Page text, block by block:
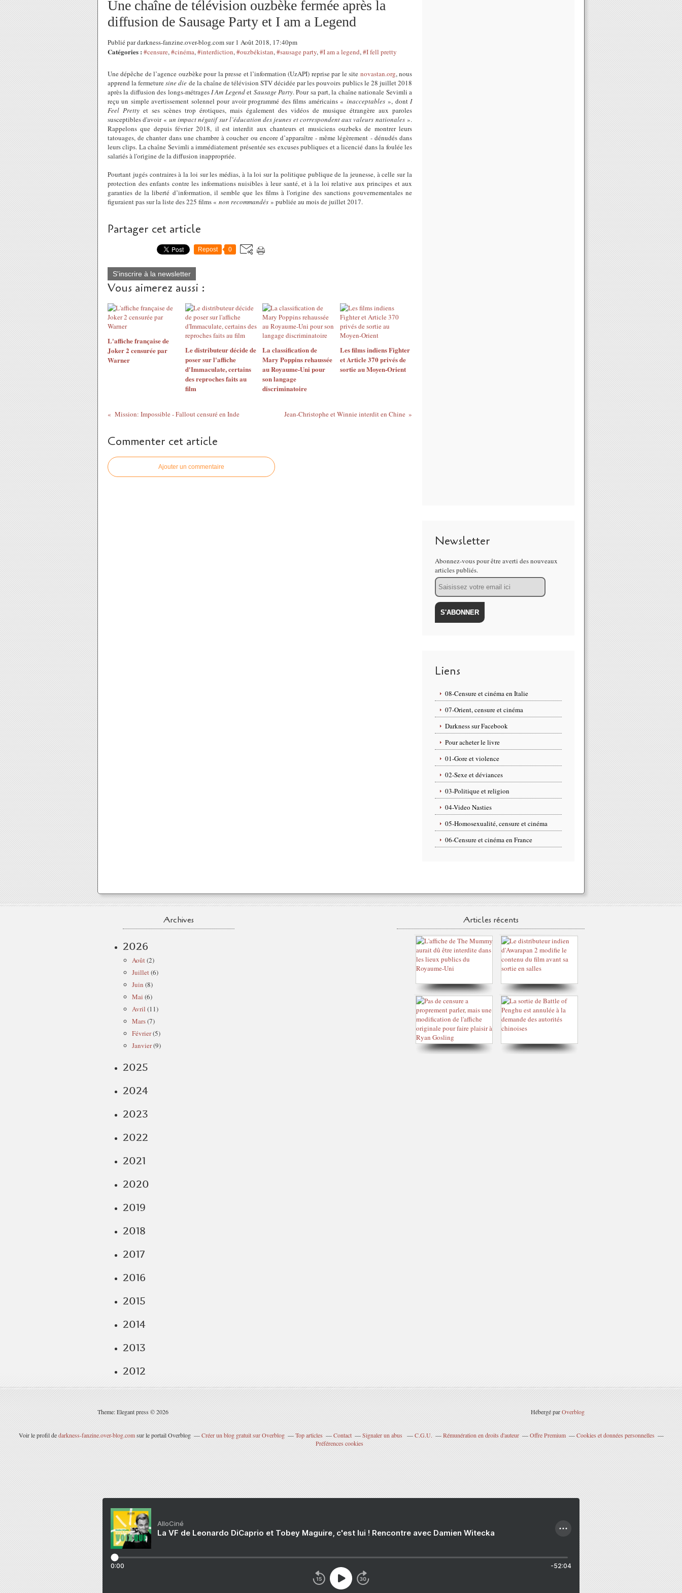
Une chaîne de télévision ouzbèke fermée après la
diffusion de Sausage Party et I am a Legend
Publié par darkness-fanzine.over-blog.com sur 1 Août 2018, 17:40pm
Catégories : #censure,#cinéma,#interdiction,#ouzbékistan,#sausage party,#I am a legend,#I fell pretty
Une dépêche de l’agence ouzbèke pour la presse et l’information (UzAPI) reprise par le site novastan.org, nous
apprend la fermeturesine die de la chaîne de télévision STV décidée par les pouvoirs publics le 28 juillet 2018
après la diffusion des longs-métragesI Am Legendet Sausage Party. Pour sa part, la chaîne nationale Sevimli a
reçu un simple avertissement solennel pour avoir programmé des films américains « inacceptables», dontI
Feel Pretty et ses scènes trop érotiques, mais également des vidéos de musique étrangère aux paroles
susceptibles d'avoir « un impact négatif sur l’éducation des jeunes et correspondent aux valeurs nationales».
Rappelons que depuis février 2018, il est interdit aux chanteurs et musiciens ouzbeks de montrer leurs
tatouages, de chanter dans une chambre à coucher ou encore d’apparaître - même légèrement - dénudés dans
leurs clips. La chaîne Sevimli a immédiatement présentée ses excuses publiques et a licencié dans la foulée les
salariés à l'origine de la diffusion inappropriée.
Pourtant jugés contraires à la loi sur les médias, à la loi sur la politique publique de la jeunesse, à celle sur la
protection des enfants contre les informations nuisibles à leur santé, et à la loi relative aux principes et aux
garanties de la liberté d’information, il semble que les films à l'origine des sanctions gouvernementales ne
figuraient pas sur la liste des 225 films « non recommandés » publiée au mois de juillet 2017.
Partager cet article
Repost 0
S'inscrire à la newsletter
Vous aimerez aussi :
L'affiche française de
Joker 2 censurée par
Warner
Le distributeur décide de
poser sur l'affiche
d'Immaculate, certains
des reproches faits au
film
La classification de
Mary Poppins rehaussée
au Royaume-Uni pour
son langage
discriminatoire
Les films indiens Fighter
et Article 370 privés de
sortie au Moyen-Orient
Mission: Impossible - Fallout censuré en Inde Jean-Christophe et Winnie interdit en Chine
Commenter cet article
Ajouter un commentaire
Newsletter
Abonnez-vous pour être averti des nouveaux
articles publiés.
Email
Liens
08-Censure et cinéma en Italie
07-Orient, censure et cinéma
Darkness sur Facebook
Pour acheter le livre
01-Gore et violence
02-Sexe et déviances
03-Politique et religion
04-Video Nasties
05-Homosexualité, censure et cinéma
06-Censure et cinéma en France
Archives
2026
Août(2)
Juillet(6)
Juin (8)
Mai (6)
Avril (11)
Mars(7)
Février(5)
Janvier(9)
2025
2024
2023
2022
2021
2020
2019
2018
2017
2016
2015
2014
2013
2012
Articles récents
Theme: Elegant press © 2026 Hébergé parOverblog
Voir le profil dedarkness-fanzine.over-blog.comsur le portail Overblog Créer un blog gratuit sur Overblog Top articles Contact Signaler un abus C.G.U. Rémunération en droits d'auteur Offre Premium
Cookies et données personnelles
Préférences cookies
AlloCiné
La VF de Leonardo DiCaprio et Tobey Maguire, c'est lui ! Rencontre avec Damien Witecka
0:00 -52:04